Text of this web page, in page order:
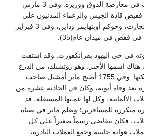
البروتستنت مع الإشراف في معارضة الدوق ووزيره. وفي 3 مارس
فقبض قادة الجيش والزعماء المدنيون على
أوبنهايمر وكل يهود شتوتجارت، وحوكم أوبنهايمر وداين، وفي 3 فبراير
في حي اليهود بفرانكفورت. وقد اشتقت
اسمها الأخير، وهو روتشيلد، من الدرع
الحمراء التي ميزت مسكنها. وفي 1755 أصبح ماير أمشيل صاحب
بعد وفاة أبويه، وكان في الحادية عشرة من
الألمانية، وكل لها عملتها المستقلة، قد
متكررة للمسافرين؛ وتعلم ماير في صباه
فكان يتقاضى رسماً صغيراً على كل
هواية جانبية وجمع العملات النادرة،